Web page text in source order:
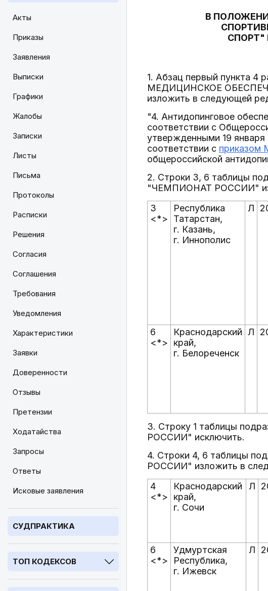
Акты
Приказы
Заявления
Выписки
Графики
Жалобы
Записки
Листы
Письма
Протоколы
Расписки
Решения
Согласия
Соглашения
Требования
Уведомления
Характеристики
Заявки
Доверенности
Отзывы
Претензии
Ходатайства
Запросы
Ответы
Исковые заявления
СУДПРАКТИКА
ТОП КОДЕКСОВ
В
СПОРТ"
1. Абзац первый
МЕДИЦИНСКОЕ
изложить в следующей
"4. Антидопинговое
соответствии с
утвержденными 19
соответствии с приказом
общероссийской
2. Строки 3, 6 таблицы
"ЧЕМПИОНАТ РОССИИ"
3
<*>
Республика
Татарстан,
г. Казань,
г. Иннополис
Л
6
<*>
Краснодарский
край,
г. Белореченск
Л
3. Строку 1 таблицы
РОССИИ" исключить.
4. Строки 4, 6 таблицы
РОССИИ" изложить в
4
<*>
Краснодарский
край,
г. Сочи
Л
6
<*>
Удмуртская
Республика,
г. Ижевск
Л